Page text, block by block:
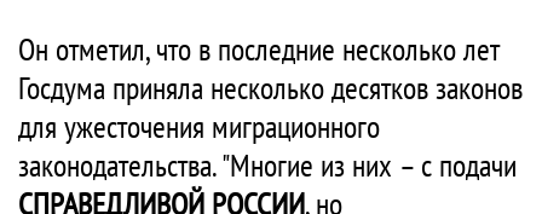
Он отметил, что в последние несколько лет
Госдума приняла несколько десятков законов
для ужесточения миграционного
законодательства. "Многие из них – с подачи
СПРАВЕДЛИВОЙ РОССИИ, но